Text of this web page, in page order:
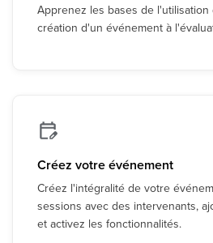
Apprenez les bases de l'utilisation
création d'un événement à
Créez votre événement
Créez l'intégralité de votre
sessions avec des intervenants,
et activez les fonctionnalités.